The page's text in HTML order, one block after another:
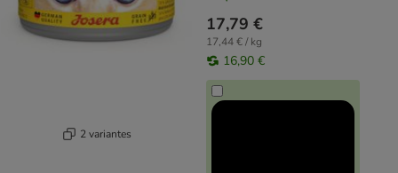
2 variantes
17,79 €
17,44 € / kg
16,90 €